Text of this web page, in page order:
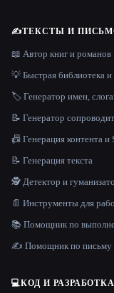
✍️ТЕКСТЫ И
📖 Автор книг и романов
💡 Быстрая библиотека
🏷️ Генератор имен,
📝 Генератор
📠 Генерация контента и
📝 Генерация текста
🕵️ Детектор и
📄 Инструменты для
📚 Помощник по
✍️ Помощник по письму
💻КОД И РАЗРАБОТКА